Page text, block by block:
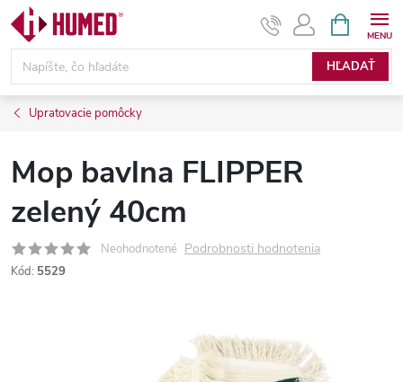
Prejsť
obsah
HĽADAŤ
KOŠÍK
Upratovacie pomôcky
Mop bavlna FLIPPER
zelený 40cm
Neohodnotené Podrobnosti hodnotenia
Kód: 5529